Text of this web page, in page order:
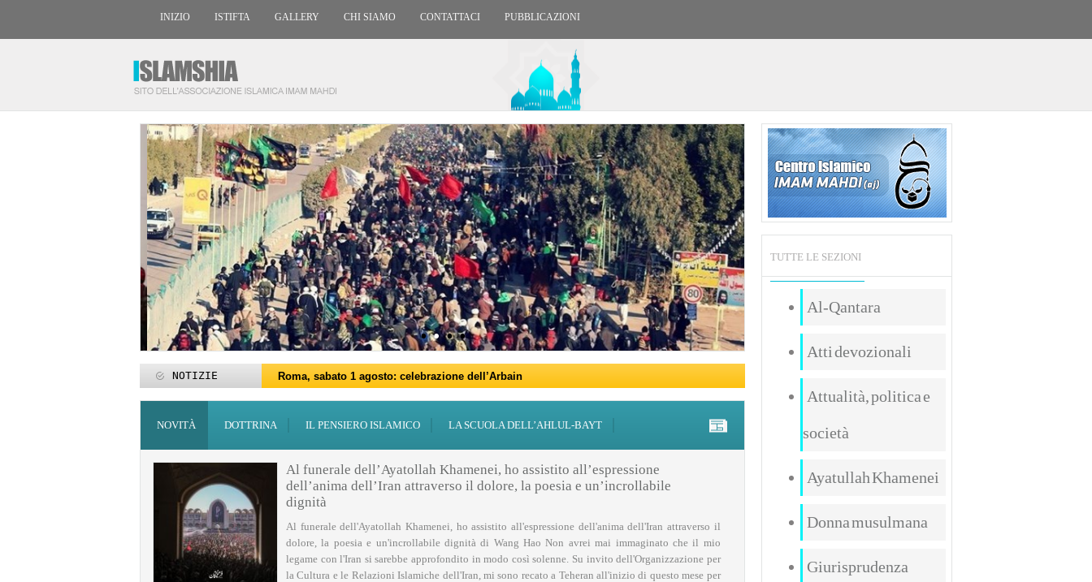
INIZIO ISTIFTA GALLERY CHI SIAMO CONTATTACI PUBBLICAZIONI
NOTIZIE
Roma, sabato 1 agosto: celebrazione dell’Arbain
Roma, 15-25 giugno: programmi per il mese di Muharram
Roma, sabato 6 giugno: Eid al-Ghadir
27 maggio: Eid al-Adha (Festa del Sacrificio)
‘Id al-Fitr sarà sabato 21 marzo
ZAKATUL-FITR 1447 – 2026
Programmi per la notte di Qadr a Roma
I programmi del Centro Islamico Imam Mahdi di Roma per il Ramadan
Domani giovedì 19 febbraio primo giorno di Ramadan
Roma, sabato 14 febbraio: docufilm “Rivoluzione”
NOVITÀ
DOTTRINA IL PENSIERO ISLAMICO LA SCUOLA DELL’AHLUL-BAYT
Al funerale dell’Ayatollah Khamenei, ho assistito all’espressione
dell’anima dell’Iran attraverso il dolore, la poesia e un’incrollabile
dignità
Al funerale dell'Ayatollah Khamenei, ho assistito all'espressione dell'anima dell'Iran attraverso il
dolore, la poesia e un'incrollabile dignità di Wang Hao Non avrei mai immaginato che il mio
legame con l'Iran si sarebbe approfondito in modo così solenne. Su invito dell'Organizzazione per
la Cultura e le Relazioni Islamiche dell'Iran, mi sono recato a Teheran all'inizio di questo mese per
TUTTE LE SEZIONI
Al-Qantara
Atti devozionali
Attualità, politica e
società
Ayatullah Khamenei
Donna musulmana
Giurisprudenza